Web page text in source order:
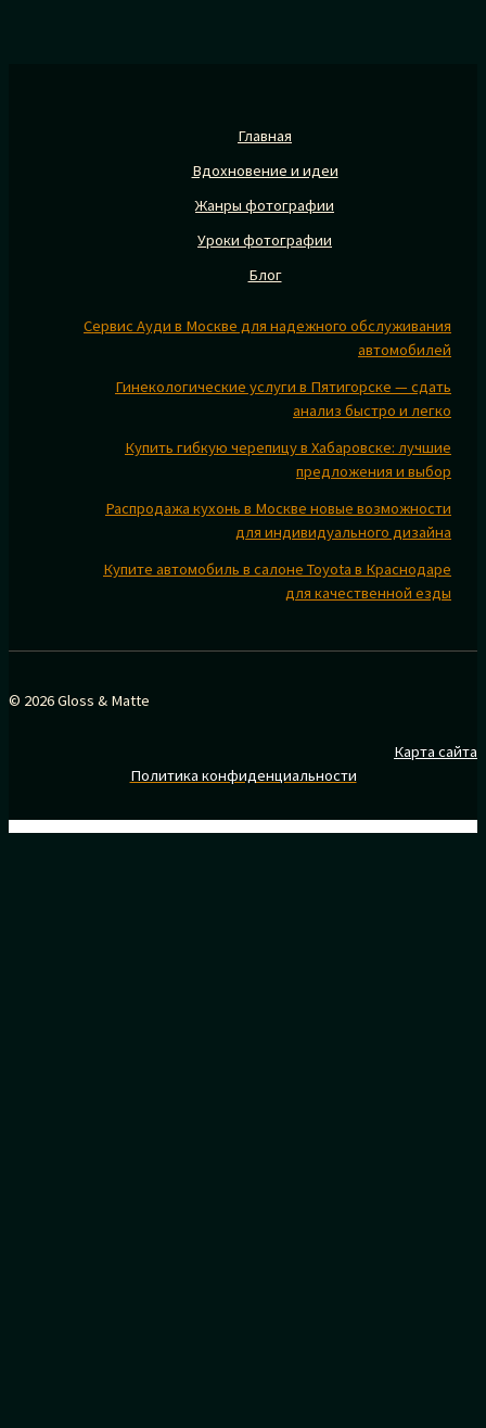
Главная
Вдохновение и идеи
Жанры фотографии
Уроки фотографии
Блог
Сервис Ауди в Москве для надежного обслуживания
автомобилей
Гинекологические услуги в Пятигорске — сдать
анализ быстро и легко
Купить гибкую черепицу в Хабаровске: лучшие
предложения и выбор
Распродажа кухонь в Москве новые возможности
для индивидуального дизайна
Купите автомобиль в салоне Toyota в Краснодаре
для качественной езды
© 2026 Gloss & Matte
Карта сайта
Политика конфиденциальности